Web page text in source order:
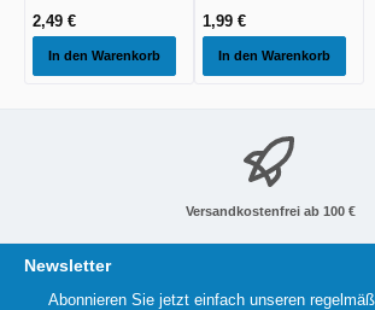
2,49 €
In den Warenkorb
1,99 €
In den Warenkorb
Versandkostenfrei ab 100 €
Newsletter
Abonnieren Sie jetzt einfach unseren